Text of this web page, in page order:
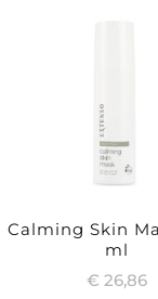
Calming Skin
ml
€ 26,86